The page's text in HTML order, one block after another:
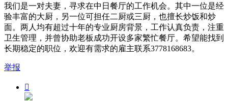
我们是一对夫妻，寻求在中日餐厅的工作机会。其中一位是经
验丰富的大厨，另一位可担任二厨或三厨，也擅长炒饭和炒
面。两人均有超过十年的专业厨房背景，工作认真负责，注重
卫生管理，并曾协助老板成功开设多家繁忙餐厅。希望能找到
长期稳定的职位，欢迎有需求的雇主联系3778168683。
举报
